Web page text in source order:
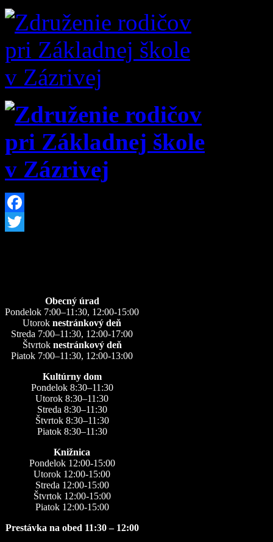
Facebook
Obecný úrad
Pondelok 7:00–11:30, 12:00-15:00
Utorok nestránkový deň
Streda 7:00–11:30, 12:00-17:00
Štvrtok nestránkový deň
Piatok 7:00–11:30, 12:00-13:00
Kultúrny dom
Pondelok 8:30–11:30
Utorok 8:30–11:30
Streda 8:30–11:30
Štvrtok 8:30–11:30
Piatok 8:30–11:30
Knižnica
Pondelok 12:00-15:00
Utorok 12:00-15:00
Streda 12:00-15:00
Štvrtok 12:00-15:00
Piatok 12:00-15:00
Prestávka na obed 11:30 – 12:00